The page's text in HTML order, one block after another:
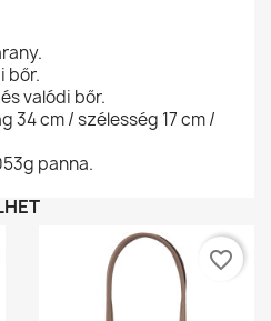
bőr.
valódi bőr.
34 cm / szélesség 17 cm /
panna.
favorite_border